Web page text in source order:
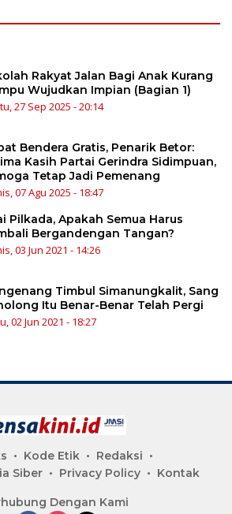
Rakyat Jalan Bagi Anak Kurang
Wujudkan Impian (Bagian 1)
27 Sep 2025 - 20:14
Bendera Gratis, Penarik Betor:
Kasih Partai Gerindra Sidimpuan,
Tetap Jadi Pemenang
07 Agu 2025 - 18:47
Pilkada, Apakah Semua Harus
Bergandengan Tangan?
03 Jun 2021 - 14:26
Timbul Simanungkalit, Sang
Itu Benar-Benar Telah Pergi
02 Jun 2021 - 18:27
Kode Etik
Redaksi
Siber
Privacy Policy Kontak
Dengan Kami